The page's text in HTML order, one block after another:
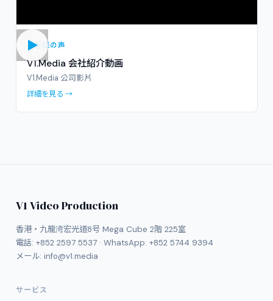
お客様の声
V1.Media 会社紹介動画
V1.Media 公司影片
詳細を見る →
V1 Video Production
香港・九龍湾宏光道8号 Mega Cube 2階 225室
電話: +852 2597 5537· WhatsApp: +852 5744 9394
メール: info@v1.media
サービス